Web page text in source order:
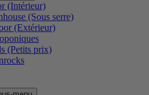
(Intérieur)
(Sous serre)
(Extérieur)
(Petits prix)